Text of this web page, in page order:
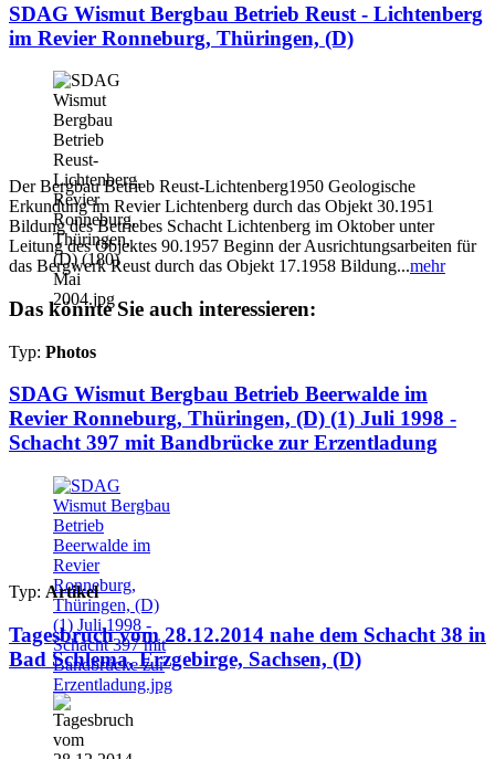
SDAG Wismut Bergbau Betrieb Reust - Lichtenberg
im Revier Ronneburg, Thüringen, (D)
Der Bergbau Betrieb Reust-Lichtenberg1950 Geologische
Erkundung im Revier Lichtenberg durch das Objekt 30.1951
Bildung des Betriebes Schacht Lichtenberg im Oktober unter
Leitung des Objektes 90.1957 Beginn der Ausrichtungsarbeiten für
das Bergwerk Reust durch das Objekt 17.1958 Bildung...mehr
Das könnte Sie auch interessieren:
Typ: Photos
SDAG Wismut Bergbau Betrieb Beerwalde im
Revier Ronneburg, Thüringen, (D) (1) Juli 1998 -
Schacht 397 mit Bandbrücke zur Erzentladung
Typ: Artikel
Tagesbruch vom 28.12.2014 nahe dem Schacht 38 in
Bad Schlema, Erzgebirge, Sachsen, (D)